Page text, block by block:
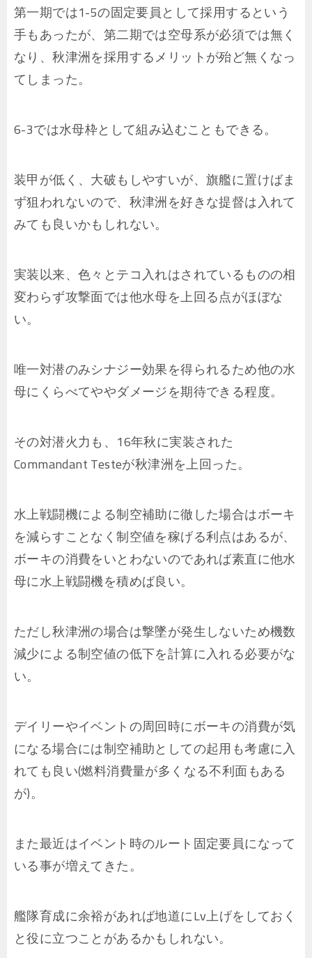
第一期では1-5の固定要員として採用するという
手もあったが、第二期では空母系が必須では無く
なり、秋津洲を採用するメリットが殆ど無くなっ
てしまった。
6-3では水母枠として組み込むこともできる。
装甲が低く、大破もしやすいが、旗艦に置けばま
ず狙われないので、秋津洲を好きな提督は入れて
みても良いかもしれない。
実装以来、色々とテコ入れはされているものの相
変わらず攻撃面では他水母を上回る点がほぼな
い。
唯一対潜のみシナジー効果を得られるため他の水
母にくらべてややダメージを期待できる程度。
その対潜火力も、16年秋に実装された
Commandant Testeが秋津洲を上回った。
水上戦闘機による制空補助に徹した場合はボーキ
を減らすことなく制空値を稼げる利点はあるが、
ボーキの消費をいとわないのであれば素直に他水
母に水上戦闘機を積めば良い。
ただし秋津洲の場合は撃墜が発生しないため機数
減少による制空値の低下を計算に入れる必要がな
い。
デイリーやイベントの周回時にボーキの消費が気
になる場合には制空補助としての起用も考慮に入
れても良い(燃料消費量が多くなる不利面もある
が)。
また最近はイベント時のルート固定要員になって
いる事が増えてきた。
艦隊育成に余裕があれば地道にLv上げをしておく
と役に立つことがあるかもしれない。